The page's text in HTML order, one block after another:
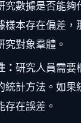
究數據是否能夠
樣本存在偏差，
究對象羣體。
： 研究人員需要
統計方法。如果
存在誤差。